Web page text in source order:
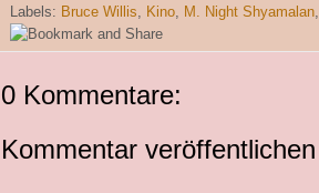
Labels: Bruce Willis, Kino, M. Night Shyamalan,
0 Kommentare:
Kommentar veröffentlichen